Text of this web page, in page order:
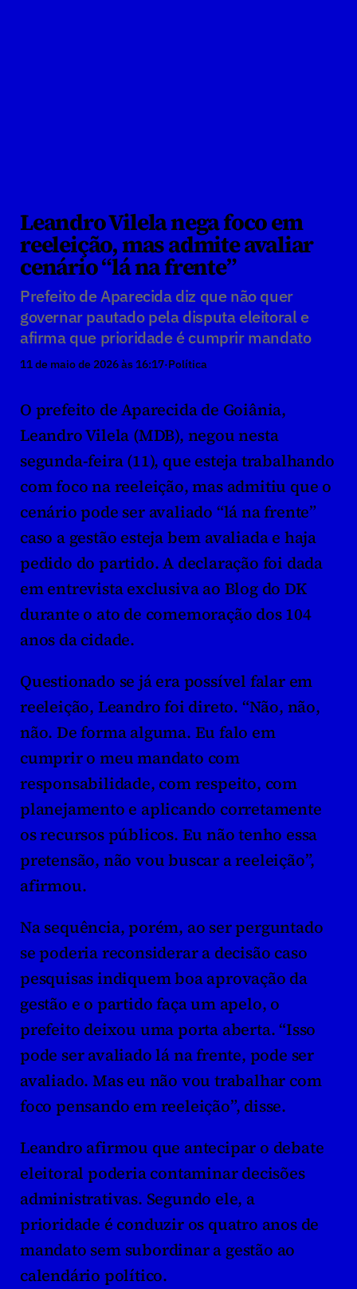
Leandro Vilela nega foco em
reeleição, mas admite avaliar
cenário “lá na frente”
Prefeito de Aparecida diz que não quer
governar pautado pela disputa eleitoral e
afirma que prioridade é cumprir mandato
11 de maio de 2026 às 16:17·Política
O prefeito de Aparecida de Goiânia,
Leandro Vilela (MDB), negou nesta
segunda-feira (11), que esteja trabalhando
com foco na reeleição, mas admitiu que o
cenário pode ser avaliado “lá na frente”
caso a gestão esteja bem avaliada e haja
pedido do partido. A declaração foi dada
em entrevista exclusiva ao Blog do DK
durante o ato de comemoração dos 104
anos da cidade.
Questionado se já era possível falar em
reeleição, Leandro foi direto. “Não, não,
não. De forma alguma. Eu falo em
cumprir o meu mandato com
responsabilidade, com respeito, com
planejamento e aplicando corretamente
os recursos públicos. Eu não tenho essa
pretensão, não vou buscar a reeleição”,
afirmou.
Na sequência, porém, ao ser perguntado
se poderia reconsiderar a decisão caso
pesquisas indiquem boa aprovação da
gestão e o partido faça um apelo, o
prefeito deixou uma porta aberta. “Isso
pode ser avaliado lá na frente, pode ser
avaliado. Mas eu não vou trabalhar com
foco pensando em reeleição”, disse.
Leandro afirmou que antecipar o debate
eleitoral poderia contaminar decisões
administrativas. Segundo ele, a
prioridade é conduzir os quatro anos de
mandato sem subordinar a gestão ao
calendário político.